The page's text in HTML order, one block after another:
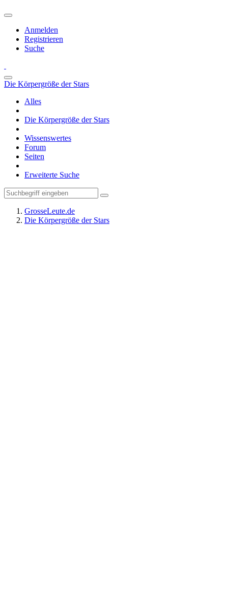
Anmelden
Registrieren
Suche
Die Körpergröße der Stars
Alles
Die Körpergröße der Stars
Wissenswertes
Forum
Seiten
Erweiterte Suche
GrosseLeute.de
Die Körpergröße der Stars